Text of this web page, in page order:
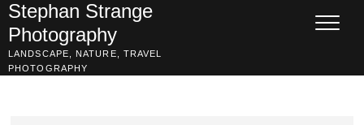
Skip
to
content
Stephan Strange
Photography
LANDSCAPE, NATURE, TRAVEL
PHOTOGRAPHY